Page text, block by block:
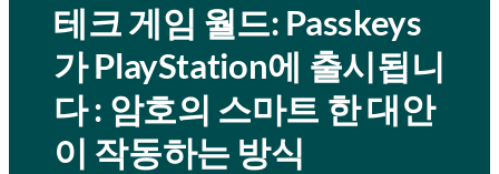
테크 게임 월드: Passkeys
가 PlayStation에 출시됩니
다 : 암호의 스마트 한 대안
이 작동하는 방식